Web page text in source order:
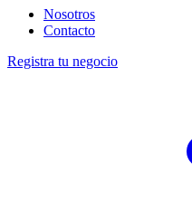
Nosotros
Contacto
Registra tu negocio